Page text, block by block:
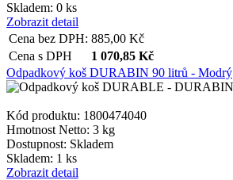
Skladem: 0 ks
Zobrazit detail
Cena bez DPH: 885,00 Kč
Cena s DPH
1 070,85 Kč
Odpadkový koš DURABIN 90 litrů - Modrý
Kód produktu: 1800474040
Hmotnost Netto: 3 kg
Dostupnost: Skladem
Skladem: 1 ks
Zobrazit detail